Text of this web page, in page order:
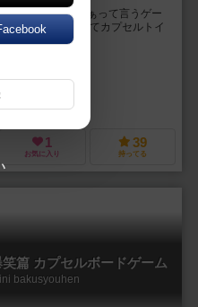
ードゲーム 「はぁって言うゲー
ミニチュアになってカプセルトイ
1
お気に入り
39
持ってる
篇 カプセルボードゲーム
bakusyouhen